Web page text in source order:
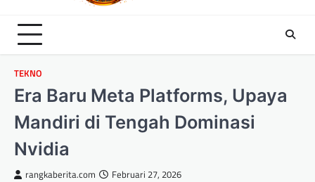
TEKNO
Era Baru Meta Platforms, Upaya
Mandiri di Tengah Dominasi
Nvidia
rangkaberita.com Februari 27, 2026